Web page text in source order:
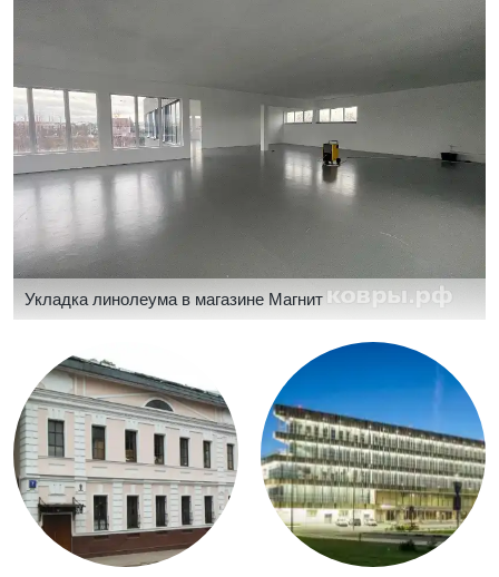
Укладка линолеума в магазине Магнит